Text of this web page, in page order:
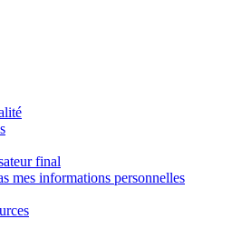
final
mes informations personnelles